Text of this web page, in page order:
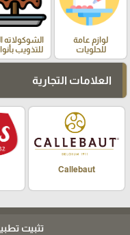
لوازم عامة
للحلويات
الشوكولاته
للتذويب
العلامات التجارية
Callebaut
تثبيت